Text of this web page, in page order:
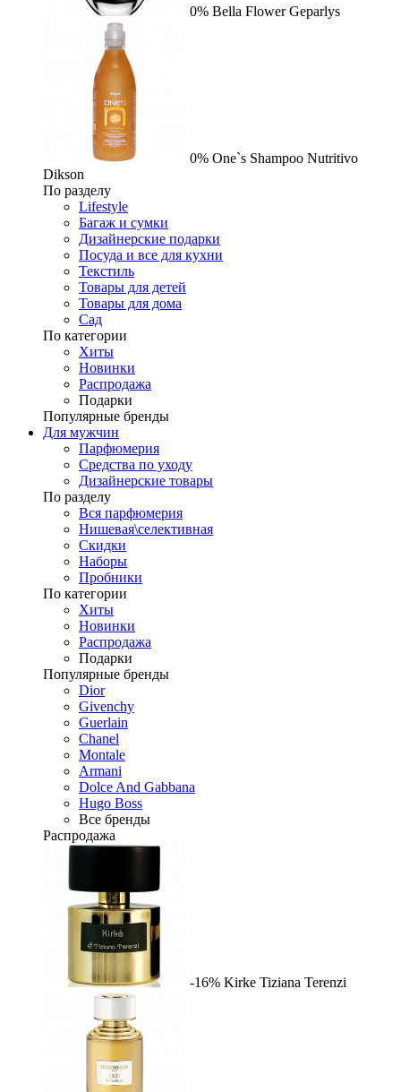
0% Bella Flower Geparlys
0% One`s Shampoo Nutritivo
Dikson
По разделу
Lifestyle
Багаж и сумки
Дизайнерские подарки
Посуда и все для кухни
Текстиль
Товары для детей
Товары для дома
Сад
По категории
Хиты
Новинки
Распродажа
Подарки
Популярные бренды
Для мужчин
Парфюмерия
Средства по уходу
Дизайнерские товары
По разделу
Вся парфюмерия
Нишевая\селективная
Скидки
Наборы
Пробники
По категории
Хиты
Новинки
Распродажа
Подарки
Популярные бренды
Dior
Givenchy
Guerlain
Chanel
Montale
Armani
Dolce And Gabbana
Hugo Boss
Все бренды
Распродажа
-16% Kirke Tiziana Terenzi